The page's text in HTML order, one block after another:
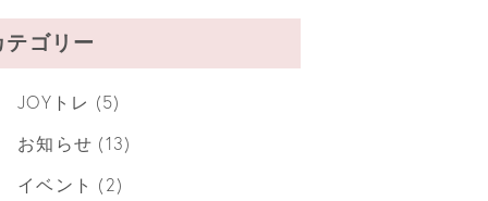
テゴリー
JOYトレ (5)
お知らせ (13)
イベント (2)